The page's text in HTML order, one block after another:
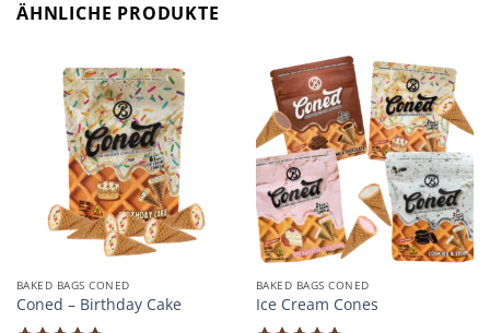
ÄHNLICHE PRODUKTE
BAKED BAGS CONED
Coned – Birthday Cake
BAKED BAGS CONED
Ice Cream Cones